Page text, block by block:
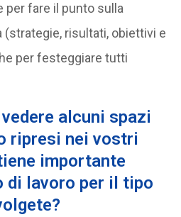
fare il punto sulla
(strategie, risultati, obiettivi e
per festeggiare tutti
alcuni spazi
ripresi nei vostri
importante
di lavoro per il tipo